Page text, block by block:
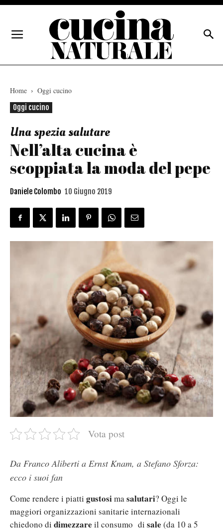
Home
Oggi cucino
Oggi cucino
Una spezia salutare
Nell’alta cucina è
scoppiata la moda del pepe
Daniele Colombo 10 Giugno 2019
Vota post
Da Franco Aliberti a Ernst Knam, a Stefano Sforza:
ecco i suoi fan
Come rendere i piatti gustosima salutari? Oggi le
maggiori organizzazioni sanitarie internazionali
chiedono di dimezzare il consumo di sale (da 10 a 5